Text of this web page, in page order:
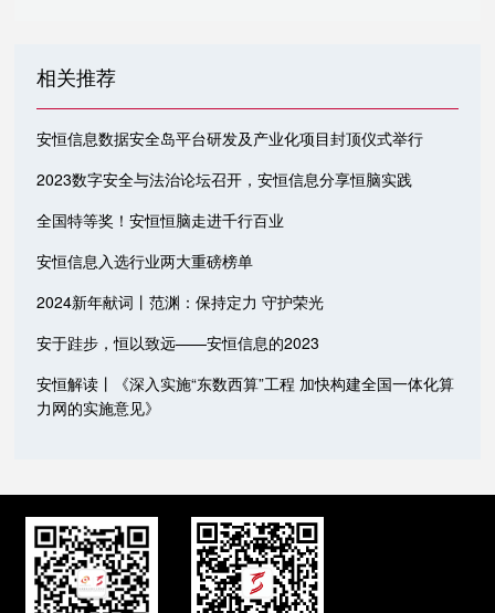
相关推荐
安恒信息数据安全岛平台研发及产业化项目封顶仪式举行
2023数字安全与法治论坛召开，安恒信息分享恒脑实践
全国特等奖！安恒恒脑走进千行百业
安恒信息入选行业两大重磅榜单
2024新年献词丨范渊：保持定力 守护荣光
安于跬步，恒以致远——安恒信息的2023
安恒解读丨《深入实施“东数西算”工程 加快构建全国一体化算
力网的实施意见》